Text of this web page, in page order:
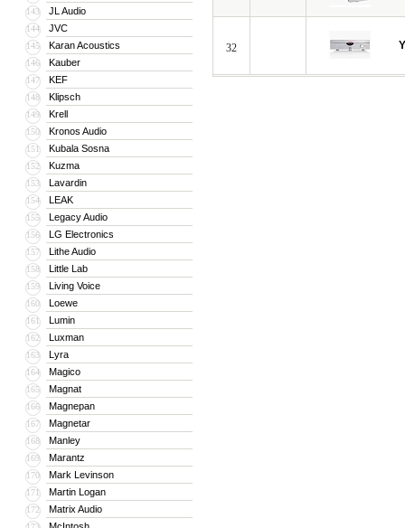
143 JL Audio
144 JVC
145 Karan Acoustics
146 Kauber
147 KEF
148 Klipsch
149 Krell
150 Kronos Audio
151 Kubala Sosna
152 Kuzma
153 Lavardin
154 LEAK
155 Legacy Audio
156 LG Electronics
157 Lithe Audio
158 Little Lab
159 Living Voice
160 Loewe
161 Lumin
162 Luxman
163 Lyra
164 Magico
165 Magnat
166 Magnepan
167 Magnetar
168 Manley
169 Marantz
170 Mark Levinson
171 Martin Logan
172 Matrix Audio
32